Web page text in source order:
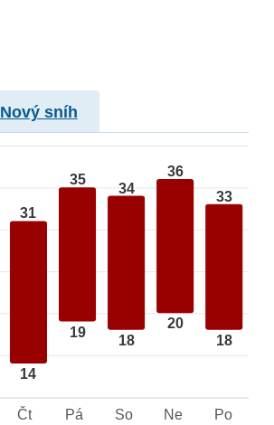
Nový sníh
31
14
35
19
34
18
36
20
33
18
Čt Pá So Ne Po